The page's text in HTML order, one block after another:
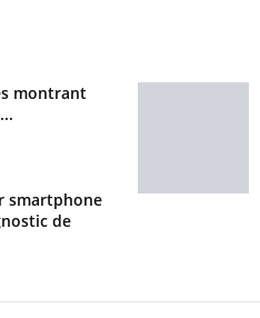
montrant
smartphone
de